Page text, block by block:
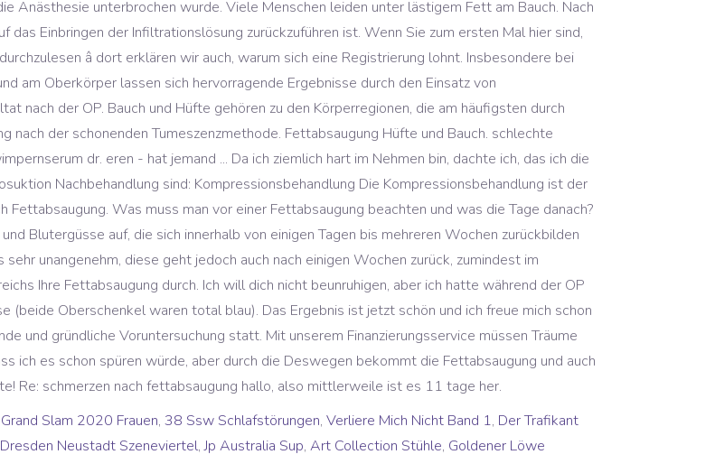
Grand Slam 2020 Frauen, 38 Ssw Schlafstörungen, Verliere Mich Nicht Band 1, Der Trafikant
Dresden Neustadt Szeneviertel,Jp Australia Sup, Art Collection Stühle, Goldener Löwe